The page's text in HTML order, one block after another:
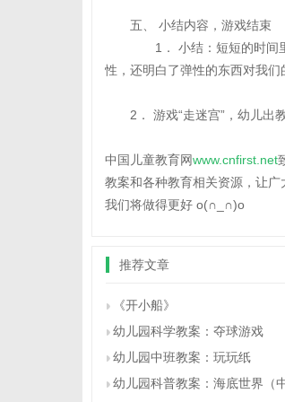
五、 小结内容，游戏结束
1． 小结：短短的时间里
性，还明白了弹性的东西对我们
2． 游戏“走迷宫”，幼儿出教
中国儿童教育网www.cnfirst.net
教案和各种教育相关资源，让
我们将做得更好 o(∩_∩)o
推荐文章
《开小船》
幼儿园科学教案：夺球游戏
幼儿园中班教案：玩玩纸
幼儿园科普教案：海底世界（